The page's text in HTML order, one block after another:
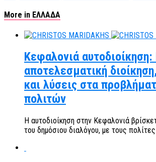
More in ΕΛΛΑΔΑ
Κεφαλονιά
αποτελεσματική
και λύσεις στα
πολιτών
Η αυτοδιοίκηση στην Κεφαλονιά
του δημόσιου διαλόγου, με τους πολίτες